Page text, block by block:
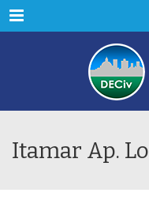
Menu
Itamar Ap.